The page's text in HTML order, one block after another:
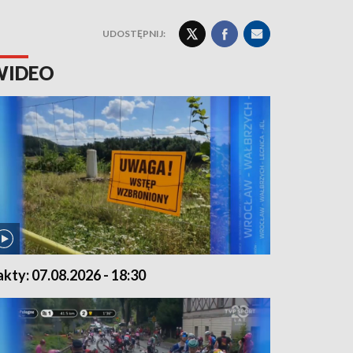
UDOSTĘPNIJ:
07.08.2026 - 18:30